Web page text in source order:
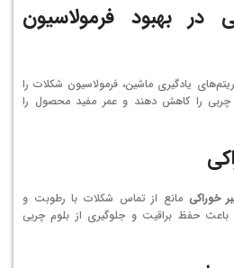
بهبود فرمولاسیون
یادگیری ماشین، فرمولاسیون شکلات را
چربی را کاهش دهند و عمر مفید محصول را
خوراکی مانع از تماس شکلات با رطوبت و
حفظ براقیت و جلوگیری از بلوم چربی